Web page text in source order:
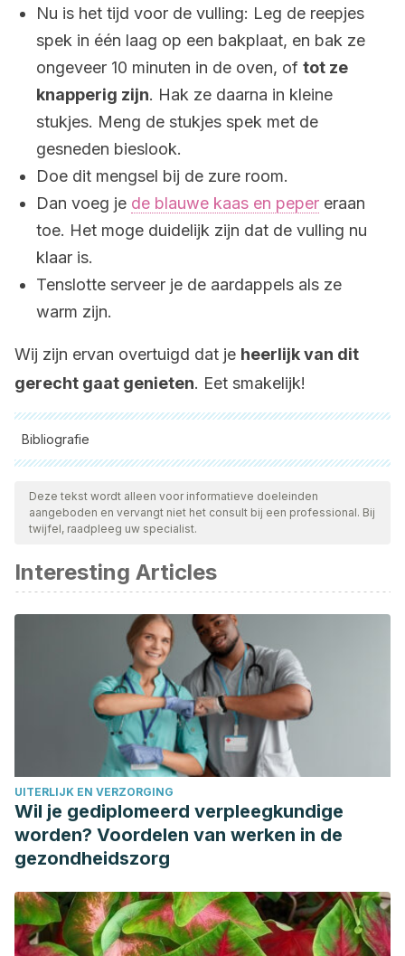
Nu is het tijd voor de vulling: Leg de reepjes
spek in één laag op een bakplaat, en bak ze
ongeveer 10 minuten in de oven, of tot ze
knapperig zijn. Hak ze daarna in kleine
stukjes. Meng de stukjes spek met de
gesneden bieslook.
Doe dit mengsel bij de zure room.
Dan voeg je de blauwe kaas en peper eraan
toe. Het moge duidelijk zijn dat de vulling nu
klaar is.
Tenslotte serveer je de aardappels als ze
warm zijn.
Wij zijn ervan overtuigd dat je heerlijk van dit
gerecht gaat genieten. Eet smakelijk!
Bibliografie
Alle aangehaalde bronnen zijn grondig gecontroleerd door
ons team om hun kwaliteit, betrouwbaarheid, actualiteit en
geldigheid te waarborgen. De bibliografie van dit artikel werd
Food Data Central. U. S. Department of Agriculture. (28 de
octubre de 2022).Potatoes, gold, without skin, raw.
Consultado el 18 de julio de
https://fdc.nal.usda.gov/fdc-app.html#/food-
details/2346403/nutrients
Robertson, T. M., Alzaabi, A. Z., Robertson, M. D., &
Fielding, B. A. (2018). Starchy Carbohydrates in a Healthy
Diet: The Role of the Humble Potato. Nutrients
1764.
https://www.ncbi.nlm.nih.gov/pmc/articles/PMC6267054/
Deze tekst wordt alleen voor informatieve doeleinden
aangeboden en vervangt niet het consult bij een professional. Bij
twijfel, raadpleeg uw specialist.
Interesting Articles
UITERLIJK EN VERZORGING
Wil je gediplomeerd verpleegkundige
worden? Voordelen van werken in de
gezondheidszorg